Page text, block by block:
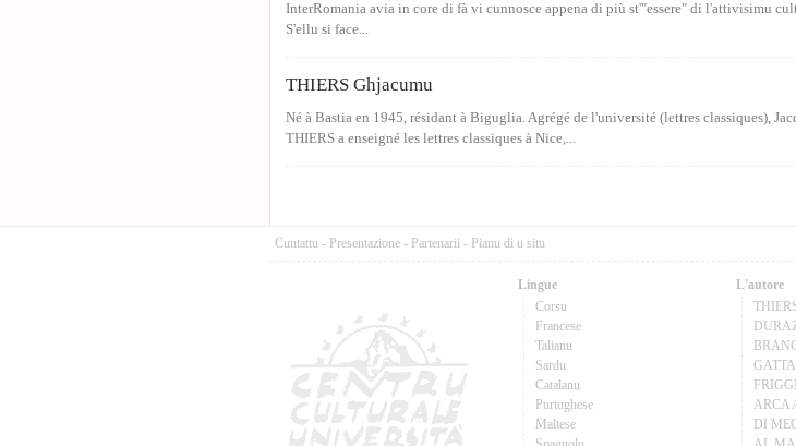
InterRomania avia in core di fà vi cunnosce appena di più st'"essere" di l'attivisimu
S'ellu si face...
THIERS Ghjacumu
Né à Bastia en 1945, résidant à Biguglia. Agrégé de l'université (lettres classiques),
THIERS a enseigné les lettres classiques à Nice,...
Cuntattu - Presentazione - Partenarii - Pianu di u situ
Lingue
Corsu
Francese
Talianu
Sardu
Catalanu
Purtughese
Maltese
L'autore
ARCA
DI